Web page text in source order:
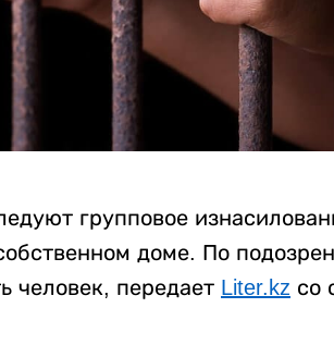
групповое
доме. По
человек, передает Liter.kz со